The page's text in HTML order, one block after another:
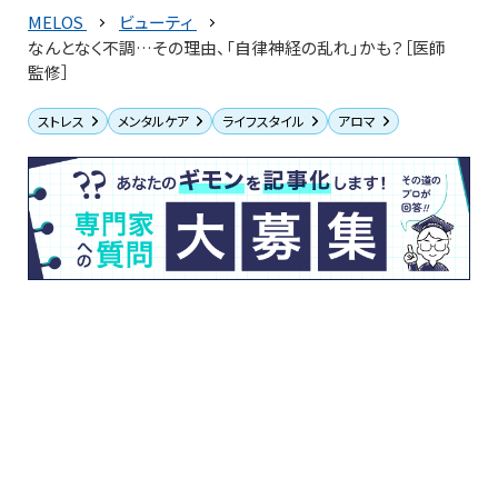
MELOS
ビューティ
なんとなく不調…その理由、「自律神経の乱れ」かも？［医師
監修］
ストレス メンタルケア ライフスタイル アロマ